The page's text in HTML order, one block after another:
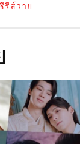
รีส์วาย